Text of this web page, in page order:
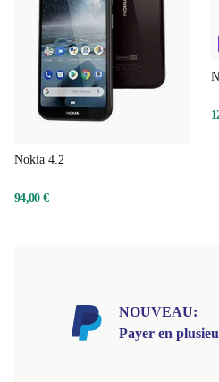
NOUVEAU: